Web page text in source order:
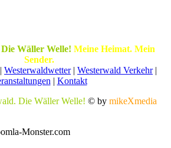
Wäller Welle! Meine Heimat. Mein
Sender.
| Westerwaldwetter| Westerwald Verkehr|
| Kontakt
Die Wäller Welle! © by mikeXmedia
Monster.com